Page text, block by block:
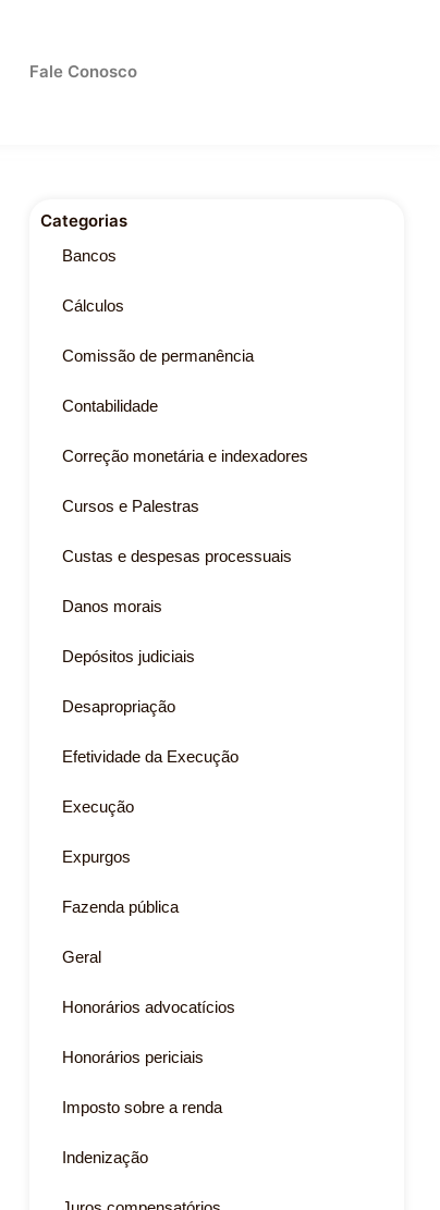
Fale Conosco
Categorias
Bancos
Cálculos
Comissão de permanência
Contabilidade
Correção monetária e indexadores
Cursos e Palestras
Custas e despesas processuais
Danos morais
Depósitos judiciais
Desapropriação
Efetividade da Execução
Execução
Expurgos
Fazenda pública
Geral
Honorários advocatícios
Honorários periciais
Imposto sobre a renda
Indenização